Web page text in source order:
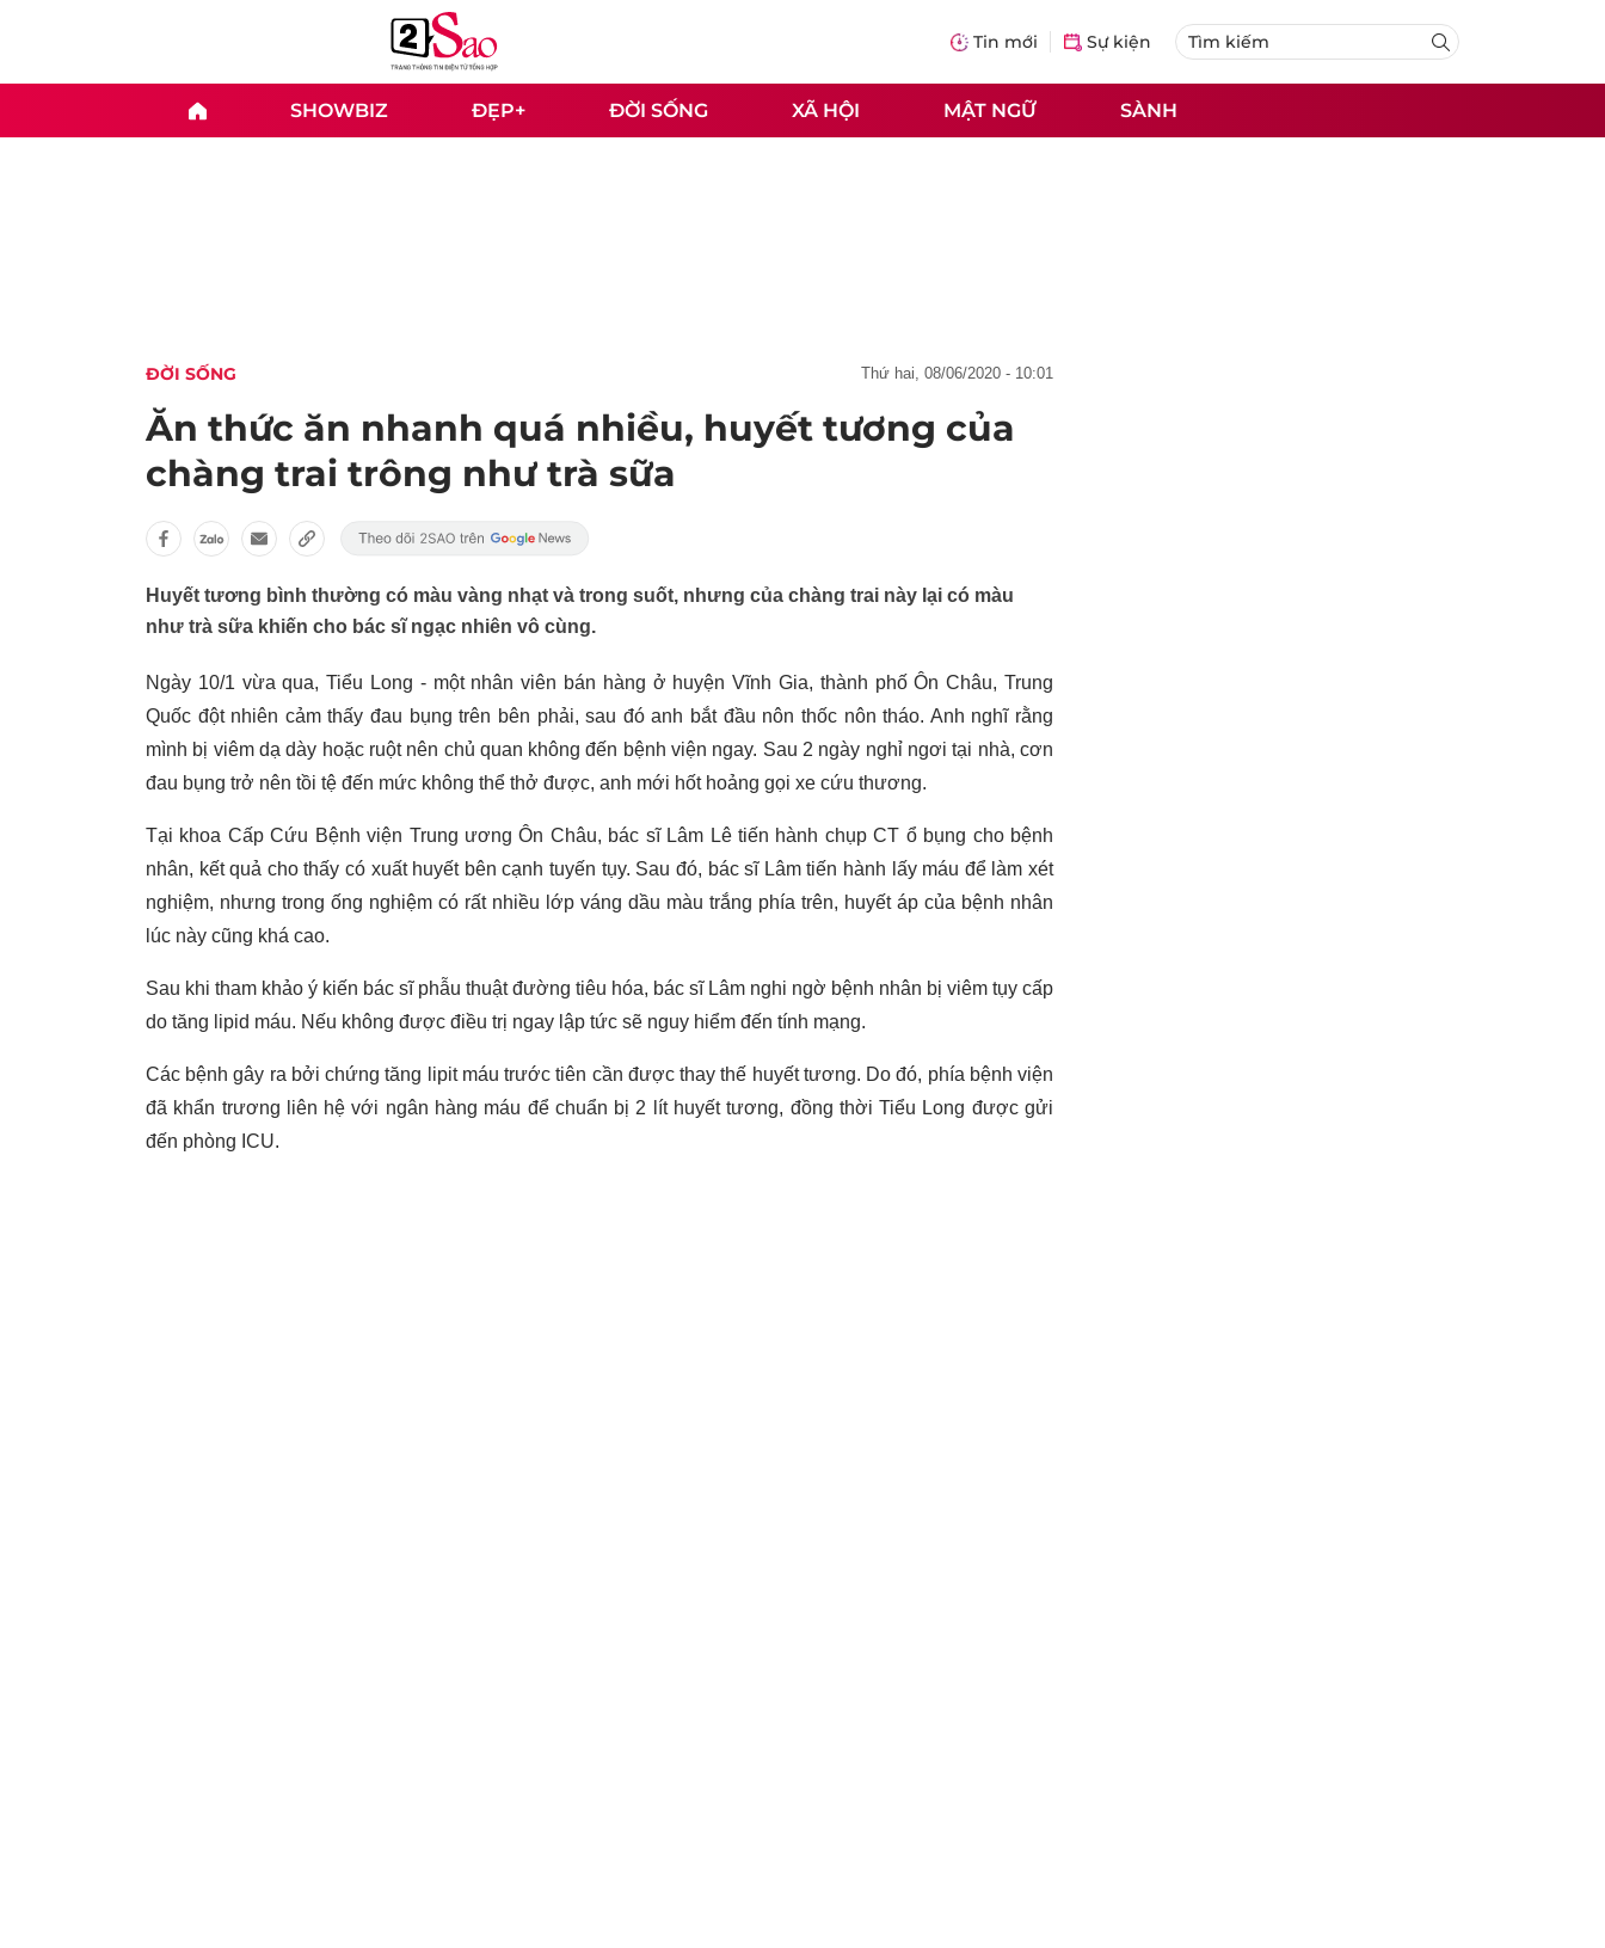
Tin mới Sự kiện
SHOWBIZ ĐẸP+ ĐỜI SỐNG XÃ HỘI MẬT NGỮ SÀNH
ĐỜI SỐNG thứ hai, 08/06/2020 - 10:01
Ăn thức ăn nhanh quá nhiều, huyết tương của
chàng trai trông như trà sữa
Huyết tương bình thường có màu vàng nhạt và trong suốt, nhưng của chàng trai này lại có màu
như trà sữa khiến cho bác sĩ ngạc nhiên vô cùng.
Ngày 10/1 vừa qua, Tiểu Long - một nhân viên bán hàng ở huyện Vĩnh Gia, thành phố Ôn Châu, Trung
Quốc đột nhiên cảm thấy đau bụng trên bên phải, sau đó anh bắt đầu nôn thốc nôn tháo. Anh nghĩ rằng
mình bị viêm dạ dày hoặc ruột nên chủ quan không đến bệnh viện ngay. Sau 2 ngày nghỉ ngơi tại nhà, cơn
đau bụng trở nên tồi tệ đến mức không thể thở được, anh mới hốt hoảng gọi xe cứu thương.
Tại khoa Cấp Cứu Bệnh viện Trung ương Ôn Châu, bác sĩ Lâm Lê tiến hành chụp CT ổ bụng cho bệnh
nhân, kết quả cho thấy có xuất huyết bên cạnh tuyến tụy. Sau đó, bác sĩ Lâm tiến hành lấy máu để làm xét
nghiệm, nhưng trong ống nghiệm có rất nhiều lớp váng dầu màu trắng phía trên, huyết áp của bệnh nhân
lúc này cũng khá cao.
Sau khi tham khảo ý kiến ​​bác sĩ phẫu thuật đường tiêu hóa, bác sĩ Lâm nghi ngờ bệnh nhân bị viêm tụy cấp
do tăng lipid máu. Nếu không được điều trị ngay lập tức sẽ nguy hiểm đến tính mạng.
Các bệnh gây ra bởi chứng tăng lipit máu trước tiên cần được thay thế huyết tương. Do đó, phía bệnh viện
đã khẩn trương liên hệ với ngân hàng máu để chuẩn bị 2 lít huyết tương, đồng thời Tiểu Long được gửi
đến phòng ICU.